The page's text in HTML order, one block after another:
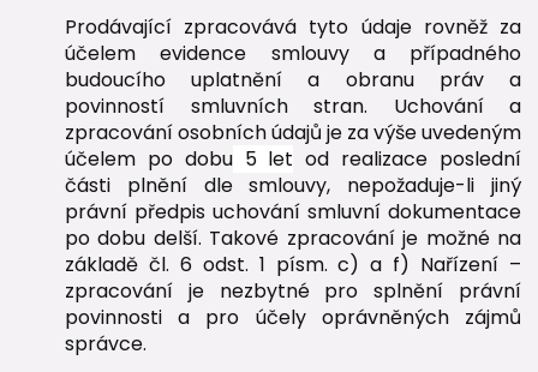
Prodávající zpracovává tyto údaje rovněž za
účelem evidence smlouvy a případného
budoucího uplatnění a obranu práv a
povinností smluvních stran. Uchování a
zpracování osobních údajů je za výše uvedeným
účelem po dobu5 let od realizace poslední
části plnění dle smlouvy, nepožaduje-li jiný
právní předpis uchování smluvní dokumentace
po dobu delší. Takové zpracování je možné na
základě čl. 6 odst. 1 písm. c) a f) Nařízení –
zpracování je nezbytné pro splnění právní
povinnosti a pro účely oprávněných zájmů
správce.